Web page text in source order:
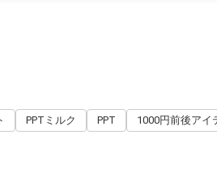
PPTミルク PPT 1000円前後アイ